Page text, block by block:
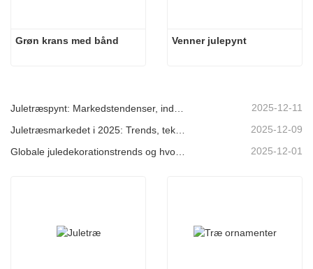
Grøn krans med bånd Venner julepynt
2025-12-11
2025-12-09
Globale juledekorationstrends og hvorfor Christmas Queen fortsat fører an på markedet 2025-12-01